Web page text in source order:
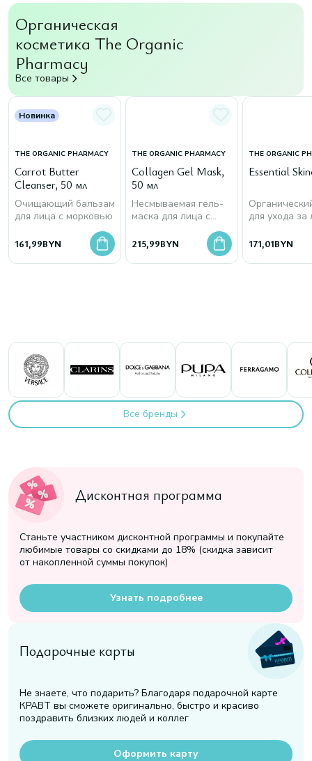
Органическая
косметика The Organic
Pharmacy
Все товары
Новинка
THE ORGANIC PHARMACY
Carrot Butter
Cleanser, 50 мл
Очищающий бальзам
для лица с морковью
161,99BYN
THE ORGANIC PHARMACY
Collagen Gel Mask,
50 мл
Несмываемая гель-
маска для лица с
морским коллагеном
215,99BYN
THE ORGANIC
Essential
для ухода за
171,01BYN
Все бренды
Дисконтная программа
Станьте участником дисконтной программы и покупайте
любимые товары со скидками до 18% (скидка зависит
от накопленной суммы покупок)
Узнать подробнее
Подарочные карты
Не знаете, что подарить? Благодаря подарочной карте
КРАВТ вы сможете оригинально, быстро и красиво
поздравить близких людей и коллег
Оформить карту